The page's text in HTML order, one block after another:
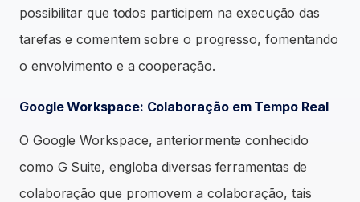
possibilitar que todos participem na execução das
tarefas e comentem sobre o progresso, fomentando
o envolvimento e a cooperação.
Google Workspace: Colaboração em Tempo Real
O Google Workspace, anteriormente conhecido
como G Suite, engloba diversas ferramentas de
colaboração que promovem a colaboração, tais